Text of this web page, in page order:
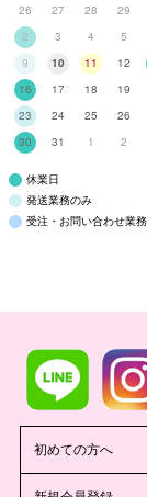
26
27 28 29
2
3 4 5
9
10 11 12
16
17 18 19
23
24 25 26
30
31 1 2
休業日
発送業務のみ
受注・お問い合わせ業
初めての方へ